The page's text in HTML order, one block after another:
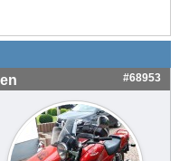
#68953